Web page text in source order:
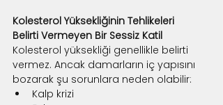
Kolesterol Yüksekliğinin Tehlikeleri
Belirti Vermeyen Bir Sessiz Katil
Kolesterol yüksekliği genellikle belirti
vermez. Ancak damarların iç yapısını
bozarak şu sorunlara neden olabilir:
Kalp krizi